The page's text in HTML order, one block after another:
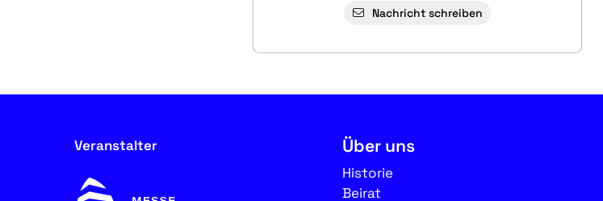
Nachricht schreiben
Veranstalter Über uns
Historie
Beirat